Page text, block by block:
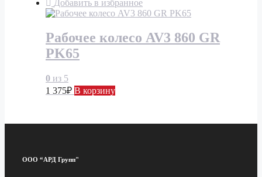
Добавить в избранное
Рабочее колесо AV3 860 GR
PK65
0 из 5
1 375₽ В корзину
ООО “АРД Групп"